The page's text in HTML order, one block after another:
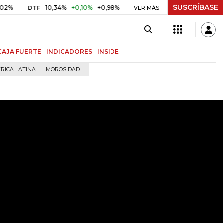
DTF 10,34% +0,10% +0,98% UVR $ 416,86 +$ 0,05 +0,01%
VER MÁS SUSCRÍBASE
FUERTE INDICADORES INSIDE
LATINA MOROSIDAD